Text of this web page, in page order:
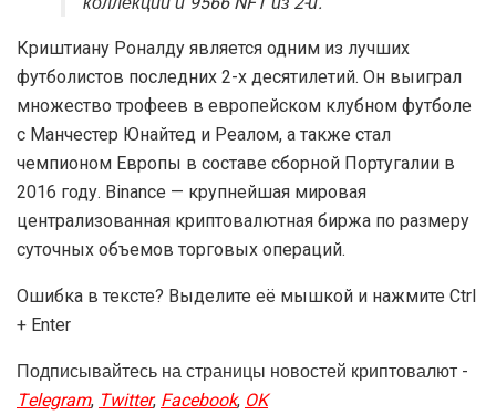
Криштиану Роналду является одним из лучших
футболистов последних 2-х десятилетий. Он выиграл
множество трофеев в европейском клубном футболе
с Манчестер Юнайтед и Реалом, а также стал
чемпионом Европы в составе сборной Португалии в
2016 году. Binance — крупнейшая мировая
централизованная криптовалютная биржа по размеру
суточных объемов торговых операций.
Ошибка в тексте? Выделите её мышкой и нажмите Ctrl
+ Enter
Подписывайтесь на страницы новостей криптовалют -
Telegram, Twitter, Facebook, OK